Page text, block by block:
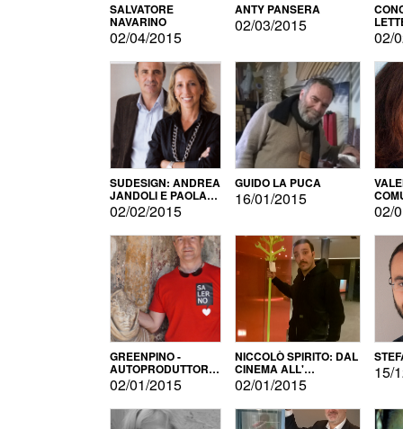
SALVATORE
NAVARINO
02/04/2015
ANTY PANSERA
02/03/2015
02/
SUDESIGN: ANDREA
JANDOLI E PAOLA
PISAPIA
02/02/2015
GUIDO LA PUCA
16/01/2015
02/
GREENPINO -
AUTOPRODUTTORE
PER AMORE
02/01/2015
NICCOLÒ SPIRITO: DAL
CINEMA ALL'
AUTOPRODUZIONE
02/01/2015
15/